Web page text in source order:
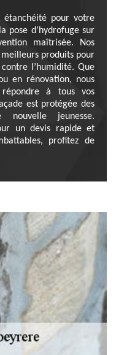
étanchéité pour votre
pose d’hydrofuge sur
maîtrisée. Nos
produits pour
l’humidité. Que
en rénovation, nous
à tous vos
est protégée des
jeunesse.
un devis rapide et
profitez de